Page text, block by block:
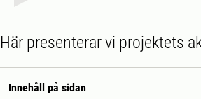
Här presenterar vi projektets
Innehåll på sidan